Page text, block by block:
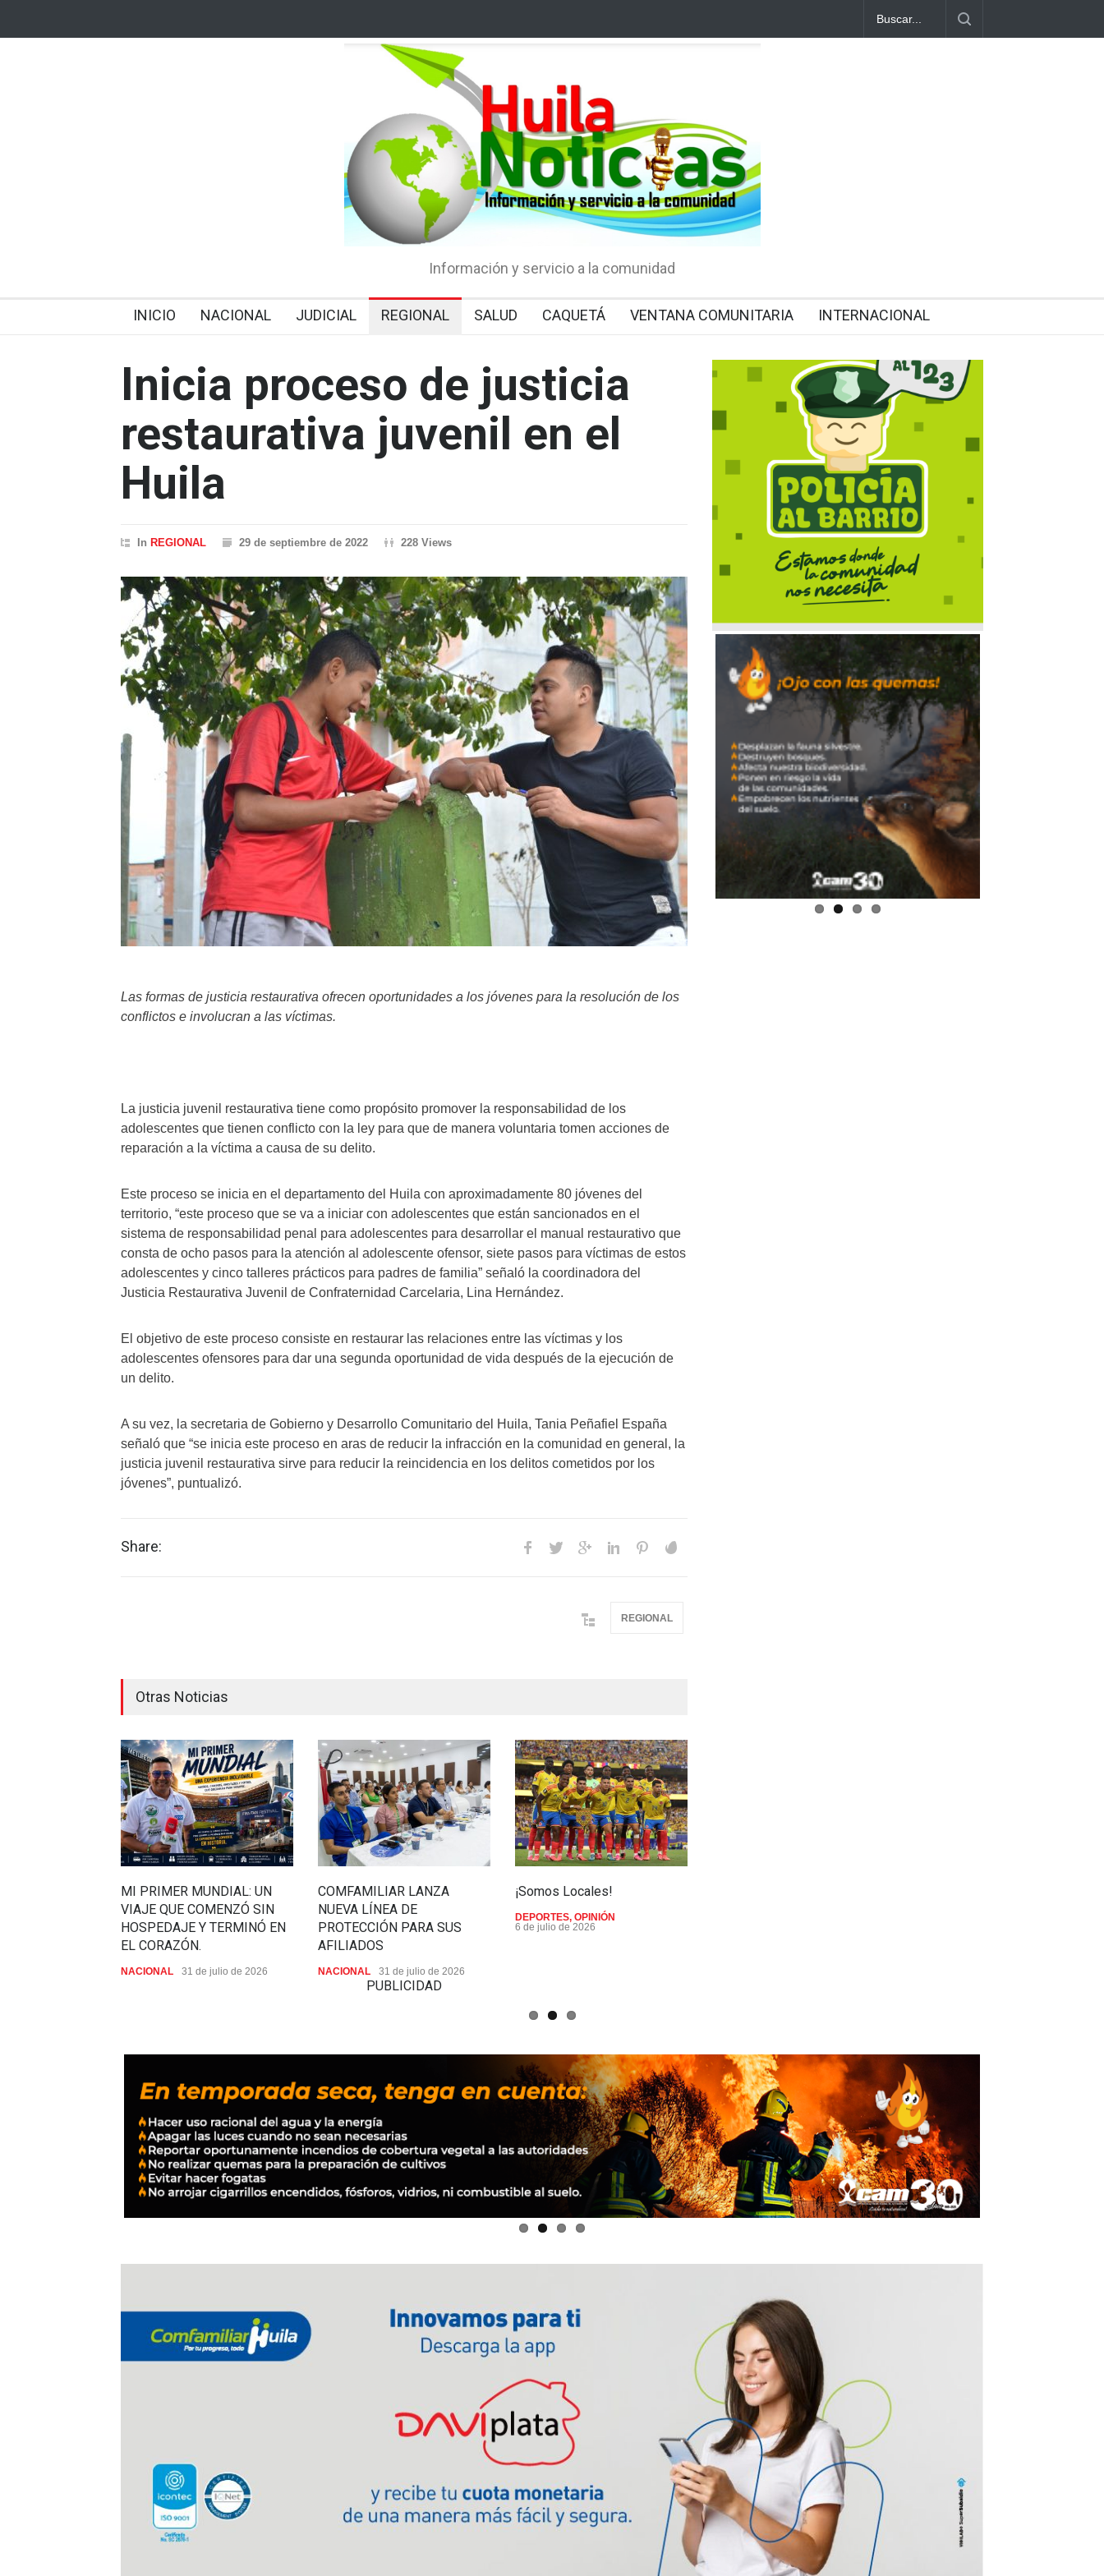
Información y servicio a la comunidad
INICIO NACIONAL JUDICIAL REGIONAL SALUD CAQUETÁ VENTANA COMUNITARIA INTERNACIONAL
Inicia proceso de justicia
restaurativa juvenil en el
Huila
In REGIONAL 29 de septiembre de 2022 228 Views
Las formas de justicia restaurativa ofrecen oportunidades a los jóvenes para la resolución de los
conflictos e involucran a las víctimas.
La justicia juvenil restaurativa tiene como propósito promover la responsabilidad de los
adolescentes que tienen conflicto con la ley para que de manera voluntaria tomen acciones de
reparación a la víctima a causa de su delito.
Este proceso se inicia en el departamento del Huila con aproximadamente 80 jóvenes del
territorio, “este proceso que se va a iniciar con adolescentes que están sancionados en el
sistema de responsabilidad penal para adolescentes para desarrollar el manual restaurativo que
consta de ocho pasos para la atención al adolescente ofensor, siete pasos para víctimas de estos
adolescentes y cinco talleres prácticos para padres de familia” señaló la coordinadora del
Justicia Restaurativa Juvenil de Confraternidad Carcelaria, Lina Hernández.
El objetivo de este proceso consiste en restaurar las relaciones entre las víctimas y los
adolescentes ofensores para dar una segunda oportunidad de vida después de la ejecución de
un delito.
A su vez, la secretaria de Gobierno y Desarrollo Comunitario del Huila, Tania Peñafiel España
señaló que “se inicia este proceso en aras de reducir la infracción en la comunidad en general, la
justicia juvenil restaurativa sirve para reducir la reincidencia en los delitos cometidos por los
jóvenes”, puntualizó.
Share:
REGIONAL
Otras Noticias
MI PRIMER MUNDIAL: UN
VIAJE QUE COMENZÓ SIN
HOSPEDAJE Y TERMINÓ EN
EL CORAZÓN.
NACIONAL 31 de julio de 2026
COMFAMILIAR LANZA
NUEVA LÍNEA DE
PROTECCIÓN PARA SUS
AFILIADOS
NACIONAL 31 de julio de 2026
¡Somos Locales!
DEPORTES, OPINIÓN
6 de julio de 2026
PUBLICIDAD